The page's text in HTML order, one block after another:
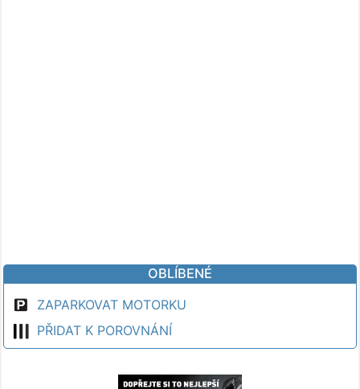
OBLÍBENÉ
ZAPARKOVAT MOTORKU
PŘIDAT K POROVNÁNÍ